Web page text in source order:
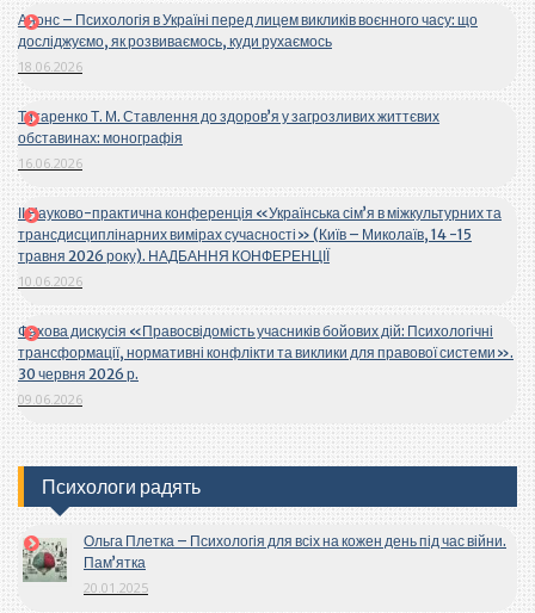
Анонс – Психологія в Україні перед лицем викликів воєнного часу: що
досліджуємо, як розвиваємось, куди рухаємось
18.06.2026
Титаренко Т. М. Ставлення до здоров’я у загрозливих життєвих
обставинах: монографія
16.06.2026
ІІ Науково-практична конференція «Українська сім’я в міжкультурних та
трансдисциплінарних вимірах сучасності» (Київ – Миколаїв, 14 -15
травня 2026 року). НАДБАННЯ КОНФЕРЕНЦІЇ
10.06.2026
Фахова дискусія «Правосвідомість учасників бойових дій: Психологічні
трансформації, нормативні конфлікти та виклики для правової системи».
30 червня 2026 р.
09.06.2026
Психологи радять
Ольга Плетка – Психологія для всіх на кожен день під час війни.
Пам’ятка
20.01.2025